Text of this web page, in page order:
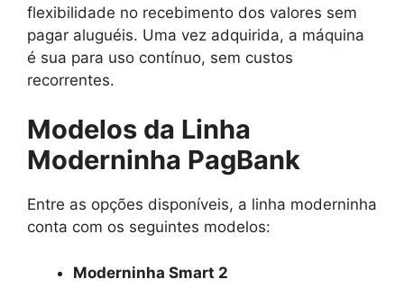
flexibilidade no recebimento dos valores sem
pagar aluguéis. Uma vez adquirida, a máquina
é sua para uso contínuo, sem custos
recorrentes.
Modelos da Linha
Moderninha PagBank
Entre as opções disponíveis, a linha moderninha
conta com os seguintes modelos:
Moderninha Smart 2